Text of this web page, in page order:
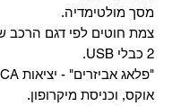
מסך מולטימדיה.
צמת חוטים לפי דגם הרכב
2 כבלי USB.
אוקס, וכניסת מיקרופון.